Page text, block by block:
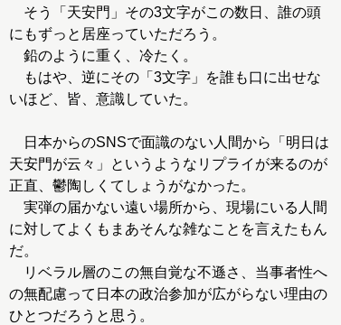
そう「天安門」その3文字がこの数日、誰の頭
にもずっと居座っていただろう。
鉛のように重く、冷たく。
もはや、逆にその「3文字」を誰も口に出せな
いほど、皆、意識していた。
日本からのSNSで面識のない人間から「明日は
天安門が云々」というようなリプライが来るのが
正直、鬱陶しくてしょうがなかった。
実弾の届かない遠い場所から、現場にいる人間
に対してよくもまあそんな雑なことを言えたもん
だ。
リベラル層のこの無自覚な不遜さ、当事者性へ
の無配慮って日本の政治参加が広がらない理由の
ひとつだろうと思う。